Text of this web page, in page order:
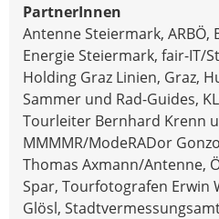
PartnerInnen
Antenne Steiermark, ARBÖ,
Energie Steiermark, fair-IT/
Holding Graz Linien, Graz,
Sammer und Rad-Guides,
Tourleiter Bernhard Krenn
MMMMR/ModeRADor
Thomas Axmann/Antenne,
Spar, Tourfotografen Erwin
Glösl,